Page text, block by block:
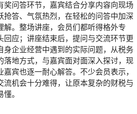
奖问答环节，嘉宾结合分享内容向现场
抢答、气氛热烈，在轻松的问答中加深
解。整场讲座，会员们都听得格外专
回应；讲座结束后，提问与交流环节更
身企业经营中遇到的实际问题，从税务
落地方式，与嘉宾面对面深入探讨，现
宾也逐一耐心解答。不少会员表示，
流机会十分难得，让原本复杂的财税与
。